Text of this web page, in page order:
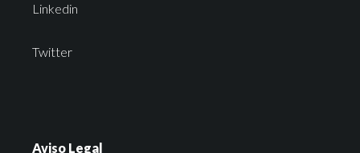
Linkedin
Twitter
Aviso Legal